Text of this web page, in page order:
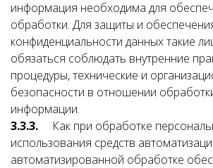
информация необходима для
обработки. Для защиты и
конфиденциальности данных такие
обязаться соблюдать внутренние
процедуры, технические и
безопасности в отношении
информации.
3.3.3. Как при обработке
использования средств
автоматизированной обработке